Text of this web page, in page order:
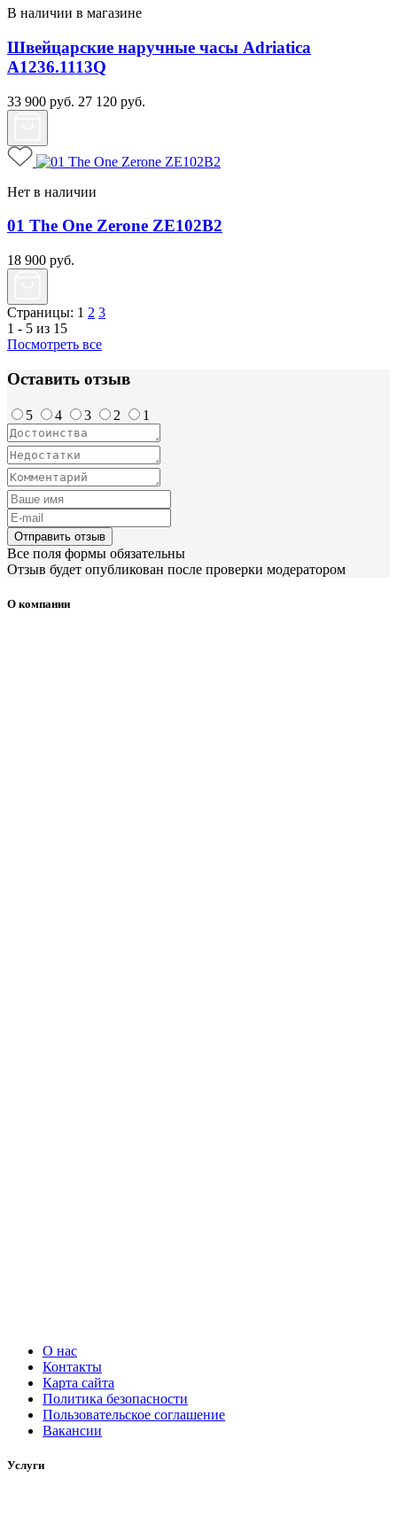
В наличии в магазине
Швейцарские наручные часы Adriatica
A1236.1113Q
33 900 руб. 27 120 руб.
Нет в наличии
01 The One Zerone ZE102B2
18 900 руб.
Страницы: 1 2 3
1 - 5 из 15
Посмотреть все
Оставить отзыв
5 4 3 2 1
Отправить отзыв
Все поля формы обязательны
Отзыв будет опубликован после проверки модератором
О компании
О нас
Контакты
Карта сайта
Политика безопасности
Пользовательское соглашение
Вакансии
Услуги